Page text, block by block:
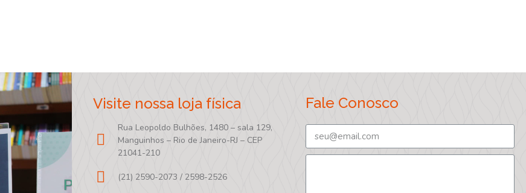
Visite nossa loja física
Rua Leopoldo Bulhões, 1480 – sala 129,
Manguinhos – Rio de Janeiro-RJ – CEP
21041-210
(21) 2590-2073 / 2598-2526
Fale Conosco